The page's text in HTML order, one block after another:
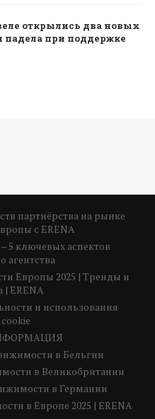
открылись два новых
падела при поддержке
партнёрства на рынке
с ERENA
5 ключевых аспектов
агентства
Европы 2025 | Тренды и
| ERENA
и использования
в Бельгии
в Великобритании
в Германии
в Европе 2025 | ERENA